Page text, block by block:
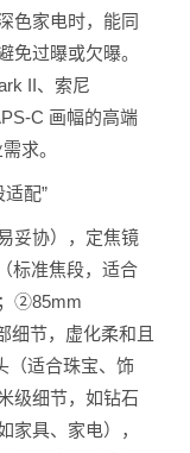
色家电时，能同
免过曝或欠曝。
II、索尼
C 画幅的高端
求。
配”
妥协），定焦镜
标准焦段，适合
②85mm
细节，虚化柔和且
（适合珠宝、饰
级细节，如钻石
家具、家电），